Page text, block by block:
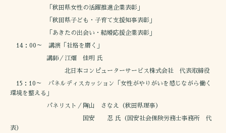
「秋田県女性の活躍推進企業表彰」
「秋田県子ども・子育て支援知事表彰」
「あきたの出会い・結婚応援企業表彰」
14：00～ 講演「社格を磨く」
講師／江畑 佳明 氏
北日本コンピューターサービス株式会社 代表取締役
15：10～ パネルディスカッション「女性がやりがいを感じながら働く
環境を整える」
パネリスト／陶山 さなえ（秋田県理事）
国安 忍 氏（国安社会保険労務士事務所 代
表）